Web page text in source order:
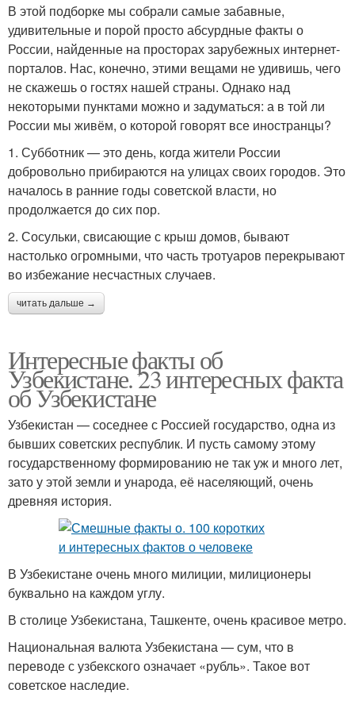
В этой подборке мы собрали самые забавные,
удивительные и порой просто абсурдные факты о
России, найденные на просторах зарубежных интернет-
порталов. Нас, конечно, этими вещами не удивишь, чего
не скажешь о гостях нашей страны. Однако над
некоторыми пунктами можно и задуматься: а в той ли
России мы живём, о которой говорят все иностранцы?
1. Субботник — это день, когда жители России
добровольно прибираются на улицах своих городов. Это
началось в ранние годы советской власти, но
продолжается до сих пор.
2. Сосульки, свисающие с крыш домов, бывают
настолько огромными, что часть тротуаров перекрывают
во избежание несчастных случаев.
читать дальше →
Интересные факты об
Узбекистане. 23 интересных факта
об Узбекистане
Узбекистан — соседнее с Россией государство, одна из
бывших советских республик. И пусть самому этому
государственному формированию не так уж и много лет,
зато у этой земли и ународа, её населяющий, очень
древняя история.
В Узбекистане очень много милиции, милиционеры
буквально на каждом углу.
В столице Узбекистана, Ташкенте, очень красивое метро.
Национальная валюта Узбекистана — сум, что в
переводе с узбекского означает «рубль». Такое вот
советское наследие.